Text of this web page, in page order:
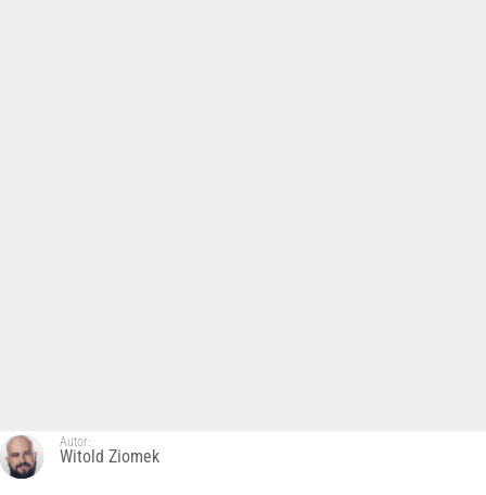
Autor:
Witold Ziomek